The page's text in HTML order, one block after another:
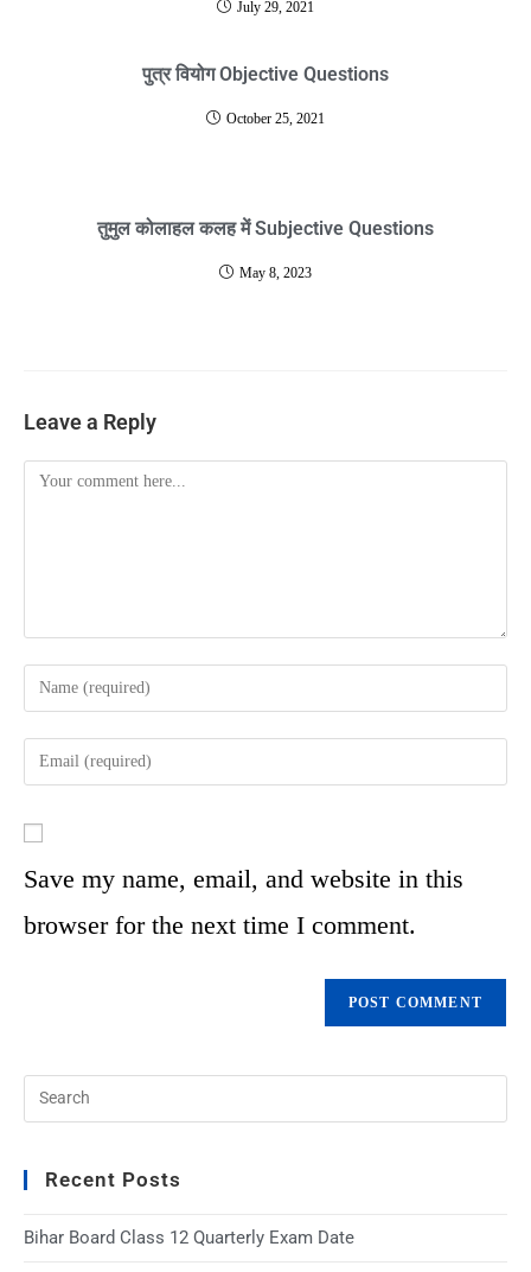
July 29, 2021
पुत्र वियोग Objective Questions
October 25, 2021
तुमुल कोलाहल कलह में Subjective Questions
May 8, 2023
Leave a Reply
Save my name, email, and website in this
browser for the next time I comment.
Recent Posts
Bihar Board Class 12 Quarterly Exam Date